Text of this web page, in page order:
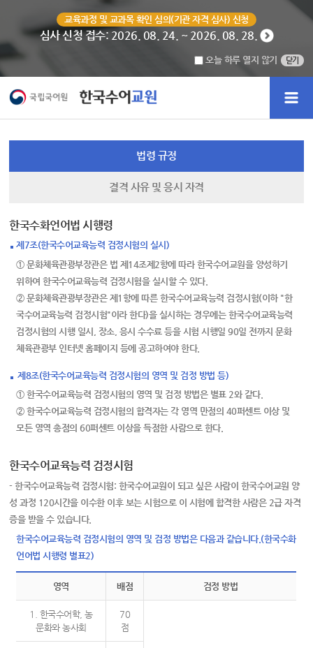
교육과정 및 교과목 확인 심의(기관 자격 심사) 신청
심사 신청 접수: 2026. 08. 24. ~ 2026. 08. 28.
오늘 하루 열지 않기 닫기
법령 규정
결격 사유 및 응시 자격
한국수화언어법 시행령
제7조(한국수어교육능력 검정시험의 실시)
① 문화체육관광부장관은 법 제14조제2항에 따라 한국수어교원을 양성하기
위하여 한국수어교육능력 검정시험을 실시할 수 있다.
② 문화체육관광부장관은 제1항에 따른 한국수어교육능력 검정시험(이하 "한
국수어교육능력 검정시험"이라 한다)을 실시하는 경우에는 한국수어교육능력
검정시험의 시행 일시, 장소, 응시 수수료 등을 시험 시행일 90일 전까지 문화
체육관광부 인터넷 홈페이지 등에 공고하여야 한다.
제8조(한국수어교육능력 검정시험의 영역 및 검정 방법 등)
① 한국수어교육능력 검정시험의 영역 및 검정 방법은 별표 2와 같다.
② 한국수어교육능력 검정시험의 합격자는 각 영역 만점의 40퍼센트 이상 및
모든 영역 총점의 60퍼센트 이상을 득점한 사람으로 한다.
한국수어교육능력 검정시험
- 한국수어교육능력 검정시험: 한국수어교원이 되고 싶은 사람이 한국수어교원 양
성 과정 120시간을 이수한 이후 보는 시험으로 이 시험에 합격한 사람은 2급 자격
증을 받을 수 있습니다.
한국수어교육능력 검정시험의 영역 및 검정 방법은 다음과 같습니다.(한국수화
언어법 시행령 별표2)
영역 배점 검정 방법
1. 한국수어학, 농
문화와 농사회
70
점